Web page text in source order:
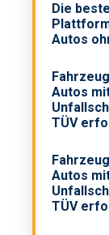
Die
Autos
Autos
TÜV
Autos
TÜV